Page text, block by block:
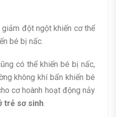
đột ngột khiến cơ thể
bé bị nấc.
có thể khiến bé bị nấc,
không khí bẩn khiến bé
cơ hoành hoạt động nảy
trẻ sơ sinh.